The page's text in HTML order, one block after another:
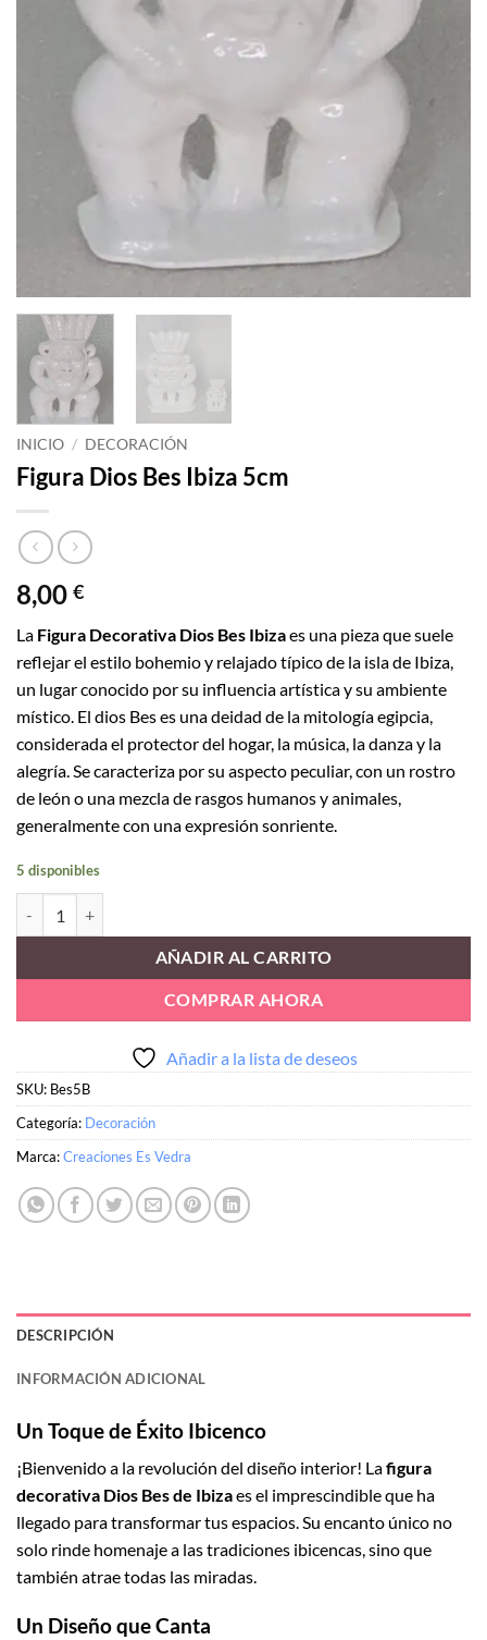
INICIO / DECORACIÓN
Figura Dios Bes Ibiza 5cm
8,00 €
La Figura Decorativa Dios Bes Ibizaes una pieza que suele
reflejar el estilo bohemio y relajado típico de la isla de Ibiza,
un lugar conocido por su influencia artística y su ambiente
místico. El dios Bes es una deidad de la mitología egipcia,
considerada el protector del hogar, la música, la danza y la
alegría. Se caracteriza por su aspecto peculiar, con un rostro
de león o una mezcla de rasgos humanos y animales,
generalmente con una expresión sonriente.
5 disponibles
AÑADIR AL CARRITO
COMPRAR AHORA
Añadir a la lista de deseos
SKU: Bes5B
Categoría: Decoración
Marca:Creaciones Es Vedra
DESCRIPCIÓN
INFORMACIÓN ADICIONAL
Un Toque de Éxito Ibicenco
¡Bienvenido a la revolución del diseño interior! Lafigura
decorativa Dios Bes de Ibizaes el imprescindible que ha
llegado para transformar tus espacios. Su encanto único no
solo rinde homenaje a las tradiciones ibicencas, sino que
también atrae todas las miradas.
Un Diseño que Canta